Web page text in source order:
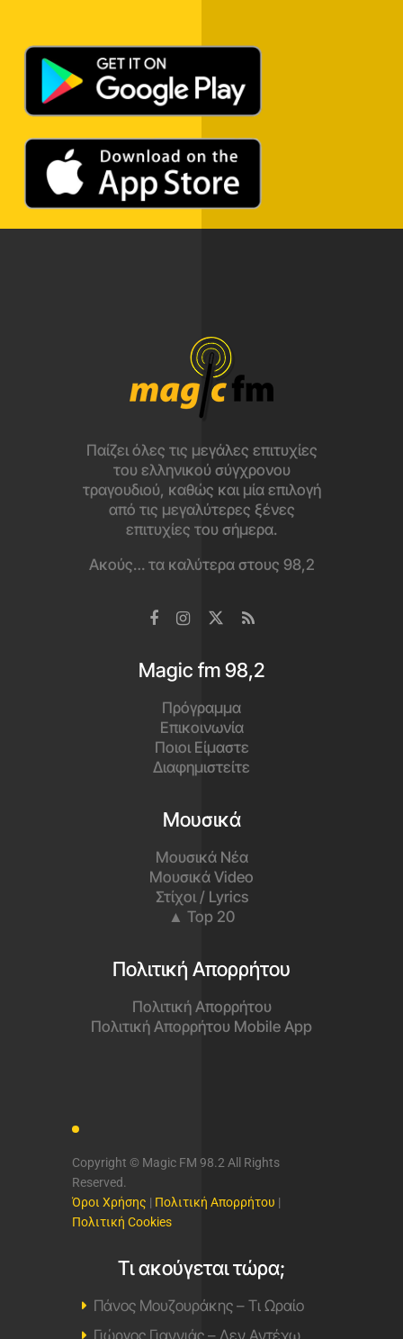
Παίζει όλες τις μεγάλες επιτυχίες
του ελληνικού σύγχρονου
τραγουδιού, καθώς και μία επιλογή
από τις μεγαλύτερες ξένες
επιτυχίες του σήμερα.
Ακούς… τα καλύτερα στους 98,2
Magic fm 98,2
Πρόγραμμα
Επικοινωνία
Ποιοι Είμαστε
Διαφημιστείτε
Μουσικά
Μουσικά Νέα
Μουσικά Video
Στίχοι / Lyrics
▲ Top 20
Πολιτική Απορρήτου
Πολιτική Απορρήτου
Πολιτική Απορρήτου Mobile App
Copyright © Magic FM 98.2 All Rights
Reserved.
Όροι Χρήσης | Πολιτική Απορρήτου |
Πολιτική Cookies
Τι ακούγεται τώρα;
Πάνος Μουζουράκης – Τι Ωραίο
Γιώργος Γιαννιάς – Δεν Αντέχω